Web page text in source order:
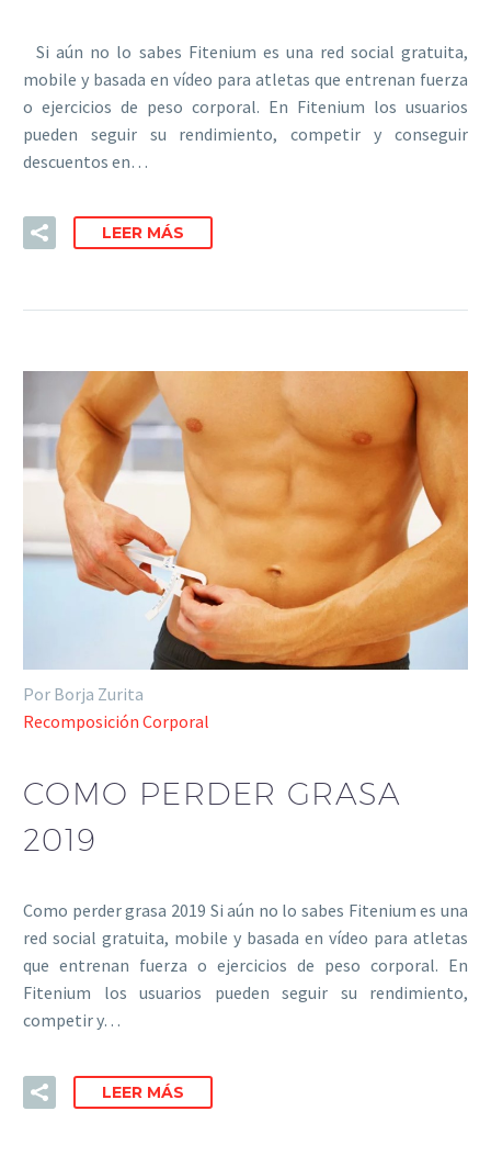
Si aún no lo sabes Fitenium es una red social gratuita,
mobile y basada en vídeo para atletas que entrenan fuerza
o ejercicios de peso corporal. En Fitenium los usuarios
pueden seguir su rendimiento, competir y conseguir
descuentos en…
LEER MÁS
Por Borja Zurita
Recomposición Corporal
COMO PERDER GRASA
2019
Como perder grasa 2019 Si aún no lo sabes Fitenium es una
red social gratuita, mobile y basada en vídeo para atletas
que entrenan fuerza o ejercicios de peso corporal. En
Fitenium los usuarios pueden seguir su rendimiento,
competir y…
LEER MÁS